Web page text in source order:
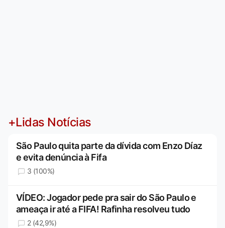
+Lidas Notícias
São Paulo quita parte da dívida com Enzo Díaz
e evita denúncia à Fifa
3 (100%)
VÍDEO: Jogador pede pra sair do São Paulo e
ameaça ir até a FIFA! Rafinha resolveu tudo
2 (42,9%)